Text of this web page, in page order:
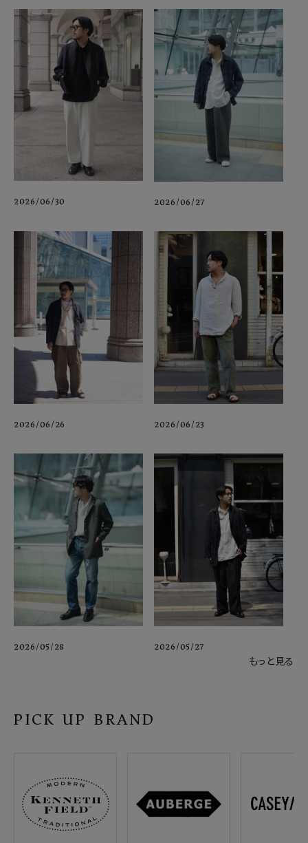
2026/06/30 2026/06/27
2026/06/26 2026/06/23
2026/05/28 2026/05/27
もっと見る
PICK UP BRAND